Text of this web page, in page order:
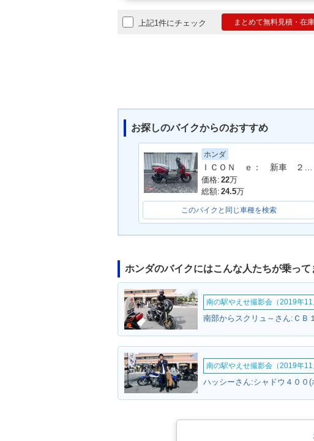
上記1件にチェック まとめて無料見積・在
お探しのバイクからのおすすめ
ホンダ
価格: 22万
総額: 24.5万
このバイクと同じ車種を検索
ホンダのバイクにはこんな人たちが乗って
南の駅やえせ撮影会（2019年11
南の駅やえせ撮影会（2019年11
ハッシーさん:シャドウ４００(